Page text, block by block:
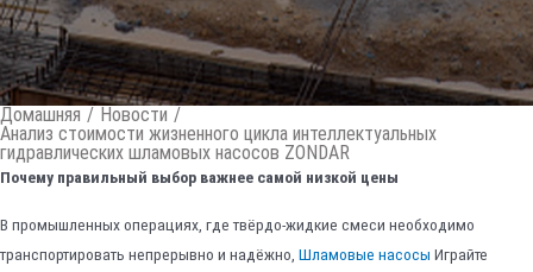
Домашняя / Новости /
Анализ стоимости жизненного цикла интеллектуальных
гидравлических шламовых насосов ZONDAR
Почему правильный выбор важнее самой низкой цены
В промышленных операциях, где твёрдо-жидкие смеси необходимо
транспортировать непрерывно и надёжно, Шламовые насосы Играйте